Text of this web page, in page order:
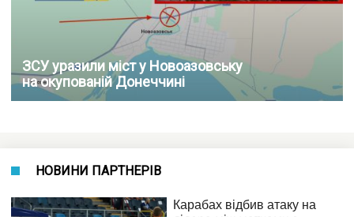
ЗСУ уразили міст у Новоазовську
на окупованій Донеччині
НОВИНИ ПАРТНЕРІВ